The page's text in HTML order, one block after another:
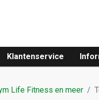
Klantenservice
Life Fitness en meer